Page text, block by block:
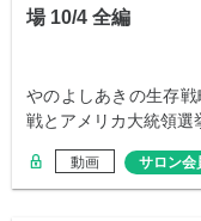
場 10/4 全編
やのよしあきの生存
戦とアメリカ大統領選
動画 サロン会